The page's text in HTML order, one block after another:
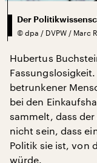
Der
© dpa / DVPW / Marc
Hubertus
betrunkener
bei den
sammelt, dass
nicht sein, dass
Politik sie ist, von
würde.